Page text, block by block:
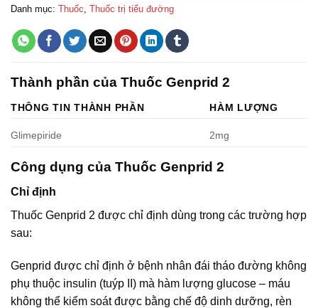
Danh mục: Thuốc Thuốc trị tiểu đường
Thành phần của Thuốc Genprid 2
THÔNG TIN THÀNH PHẦN HÀM LƯỢNG
Glimepiride 2mg
Công dụng của Thuốc Genprid 2
Chỉ định
Thuốc Genprid 2 được chỉ định dùng trong các trường hợp
sau:
Genprid được chỉ định ở bệnh nhân đái tháo đường không
phụ thuộc insulin (tuýp II) mà hàm lượng glucose – máu
không thể kiểm soát được bằng chế độ dinh dưỡng, rèn